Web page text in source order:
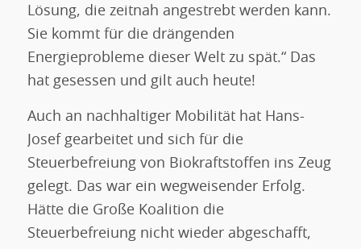
Lösung, die zeitnah angestrebt werden kann.
Sie kommt für die drängenden
Energieprobleme dieser Welt zu spät.“ Das
hat gesessen und gilt auch heute!
Auch an nachhaltiger Mobilität hat Hans-
Josef gearbeitet und sich für die
Steuerbefreiung von Biokraftstoffen ins Zeug
gelegt. Das war ein wegweisender Erfolg.
Hätte die Große Koalition die
Steuerbefreiung nicht wieder abgeschafft,